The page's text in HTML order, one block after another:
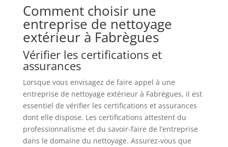
Comment choisir une
entreprise de nettoyage
extérieur à Fabrègues
Vérifier les certifications et
assurances
Lorsque vous envisagez de faire appel à une
entreprise de nettoyage extérieur à Fabrègues, il est
essentiel de vérifier les certifications et assurances
dont elle dispose. Les certifications attestent du
professionnalisme et du savoir-faire de l’entreprise
dans le domaine du nettoyage. Assurez-vous que